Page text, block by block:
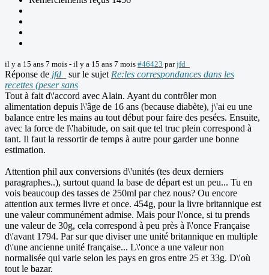
il y a 15 ans 7 mois - il y a 15 ans 7 mois #46423 parjfd_
Réponse de jfd_ sur le sujet Re:les correspondances dans les
recettes (peser sans
Tout à fait d\'accord avec Alain. Ayant du contrôler mon
alimentation depuis l\'âge de 16 ans (because diabète), j\'ai eu une
balance entre les mains au tout début pour faire des pesées. Ensuite,
avec la force de l\'habitude, on sait que tel truc plein correspond à
tant. Il faut la ressortir de temps à autre pour garder une bonne
estimation.
Attention phil aux conversions d\'unités (tes deux derniers
paragraphes..), surtout quand la base de départ est un peu... Tu en
vois beaucoup des tasses de 250ml par chez nous? Ou encore
attention aux termes livre et once. 454g, pour la livre britannique est
une valeur communément admise. Mais pour l\'once, si tu prends
une valeur de 30g, cela correspond à peu près à l\'once Française
d\'avant 1794. Par sur que diviser une unité britannique en multiple
d\'une ancienne unité française... L\'once a une valeur non
normalisée qui varie selon les pays en gros entre 25 et 33g. D\'où
tout le bazar.